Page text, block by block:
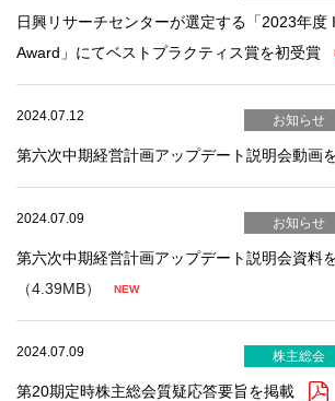
日興リサーチセンターが選定する「2023年
Award」にてベストプラクティス賞を初受賞
2024.07.12 お知らせ
第六次中期経営計画アップデート説明会動画
2024.07.09 お知らせ
第六次中期経営計画アップデート説明会資料
（4.39MB）
2024.07.09 株主総会
第20期定時株主総会質疑応答要旨を掲載